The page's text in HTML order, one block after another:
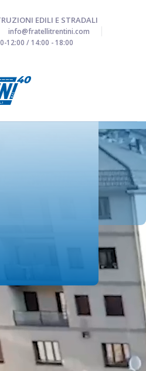
EDILI E STRADALI
info@fratellitrentini.com
12:00 / 14:00 - 18:00